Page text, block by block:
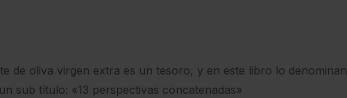
de oliva virgen extra es un tesoro, y en este libro lo denominan
sub título: «13 perspectivas concatenadas»